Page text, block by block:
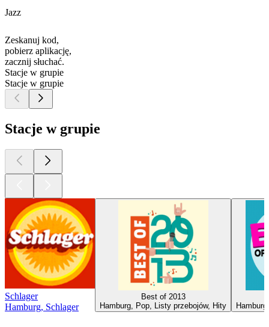
Jazz
Zeskanuj kod,
pobierz aplikację,
zacznij słuchać.
Stacje w grupie
Stacje w grupie
Stacje w grupie
Schlager
Hamburg, Schlager
Best of 2013
Hamburg, Pop, Listy przebojów, Hity